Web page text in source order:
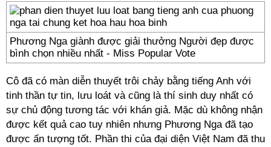
Phương Nga giành được giải thưởng Người đẹp được
bình chọn nhiều nhất - Miss Popular Vote
Cô đã có màn diễn thuyết trôi chảy bằng tiếng Anh với
tinh thần tự tin, lưu loát và cũng là thí sinh duy nhất có
sự chủ động tương tác với khán giả. Mặc dù không nhận
được kết quả cao tuy nhiên nhưng Phương Nga đã tạo
được ấn tượng tốt. Phần thi của đại diện Việt Nam đã thu